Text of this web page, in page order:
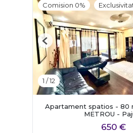
Comision 0%
1 /12
Previous
Apartament spatios - 80
METROU -
650 €